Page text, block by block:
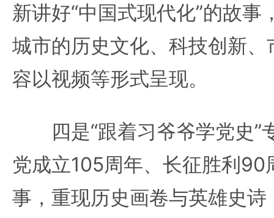
新讲好“中国式现代化”的故事
城市的历史文化、科技创新
容以视频等形式呈现。
四是“跟着习爷爷学党史”
党成立105周年、长征胜利90
事，重现历史画卷与英雄史